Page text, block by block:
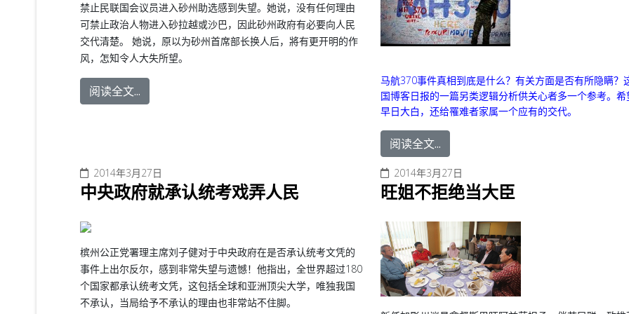
禁止民联国会议员进入砂州助选感到失望。她说，没有任何理由
可禁止政治人物进入砂拉越或沙巴，因此砂州政府有必要向人民
交代清楚。 她说，原以为砂州首席部长换人后，將有更开明的作
风，怎知令人大失所望。
阅读全文...
马航370事件真相到底是什么？有关方面是否有所隐瞒？
国博客日报的一篇另类逻辑分析供关心者多一个参考。希
早日大白，还给罹难者家属一个应有的交代。
阅读全文...
2014年3月27日
中央政府就承认统考戏弄人民
槟州公正党署理主席刘子健对于中央政府在是否承认统考文凭的
事件上出尔反尔，感到非常失望与遗憾！ 他指出，全世界超过180
个国家都承认统考文凭，这包括全球和亚洲顶尖大学，唯独我国
不承认，当局给予不承认的理由也非常站不住脚。
2014年3月27日
旺姐不拒绝当大臣